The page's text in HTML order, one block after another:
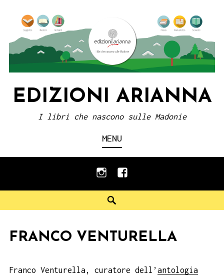
content
EDIZIONI ARIANNA
I libri che nascono sulle Madonie
MENU
instagramfacebook
FRANCO VENTURELLA
Franco Venturella, curatore dell’antologia